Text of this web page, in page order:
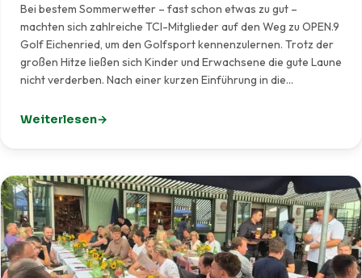
Bei bestem Sommerwetter – fast schon etwas zu gut –
machten sich zahlreiche TCI-Mitglieder auf den Weg zu OPEN.9
Golf Eichenried, um den Golfsport kennenzulernen. Trotz der
großen Hitze ließen sich Kinder und Erwachsene die gute Laune
nicht verderben. Nach einer kurzen Einführung in die…
Weiterlesen
: Golf-Schnupperkurs: TCI zu Gast bei OPEN.9